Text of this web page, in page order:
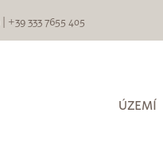
| +39 333 7655 405
ÚZEMÍ